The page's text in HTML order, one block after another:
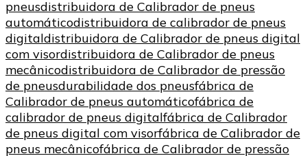
pneusdistribuidora de Calibrador de pneus
automáticodistribuidora de calibrador de pneus
digitaldistribuidora de Calibrador de pneus digital
com visordistribuidora de Calibrador de pneus
mecânicodistribuidora de Calibrador de pressão
de pneusdurabilidade dos pneusfábrica de
Calibrador de pneus automáticofábrica de
calibrador de pneus digitalfábrica de Calibrador
de pneus digital com visorfábrica de Calibrador de
pneus mecânicofábrica de Calibrador de pressão